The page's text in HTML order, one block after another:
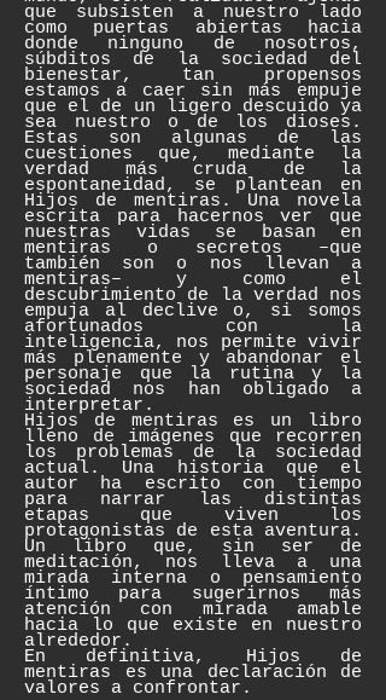
que subsisten a nuestro lado
como puertas abiertas hacia
donde ninguno de nosotros,
súbditos de la sociedad del
bienestar, tan propensos
estamos a caer sin más empuje
que el de un ligero descuido ya
sea nuestro o de los dioses.
Estas son algunas de las
cuestiones que, mediante la
verdad más cruda de la
espontaneidad, se plantean en
Hijos de mentiras. Una novela
escrita para hacernos ver que
nuestras vidas se basan en
mentiras o secretos –que
también son o nos llevan a
mentiras– y como el
descubrimiento de la verdad nos
empuja al declive o, si somos
afortunados con la
inteligencia, nos permite vivir
más plenamente y abandonar el
personaje que la rutina y la
sociedad nos han obligado a
interpretar.
Hijos de mentiras es un libro
lleno de imágenes que recorren
los problemas de la sociedad
actual. Una historia que el
autor ha escrito con tiempo
para narrar las distintas
etapas que viven los
protagonistas de esta aventura.
Un libro que, sin ser de
meditación, nos lleva a una
mirada interna o pensamiento
íntimo para sugerirnos más
atención con mirada amable
hacia lo que existe en nuestro
alrededor.
En definitiva, Hijos de
mentiras es una declaración de
valores a confrontar.